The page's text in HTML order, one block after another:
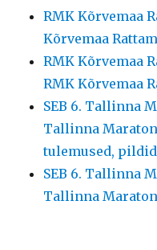
RMK Kõrvemaa
Kõrvemaa
RMK Kõrvemaa
RMK Kõrvemaa
SEB 6. Tallinna
Tallinna
tulemused,
SEB 6. Tallinna
Tallinna